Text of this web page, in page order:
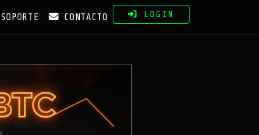
SOPORTE CONTACTO LOGIN